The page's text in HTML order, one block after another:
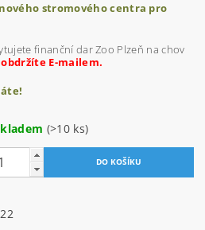
stromového centra pro
finanční dar Zoo Plzeň na chov
E-mailem.
(>10 ks)